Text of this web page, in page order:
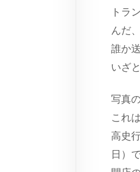
トラ
んだ
誰か
いざ
写真
これ
高史
日）